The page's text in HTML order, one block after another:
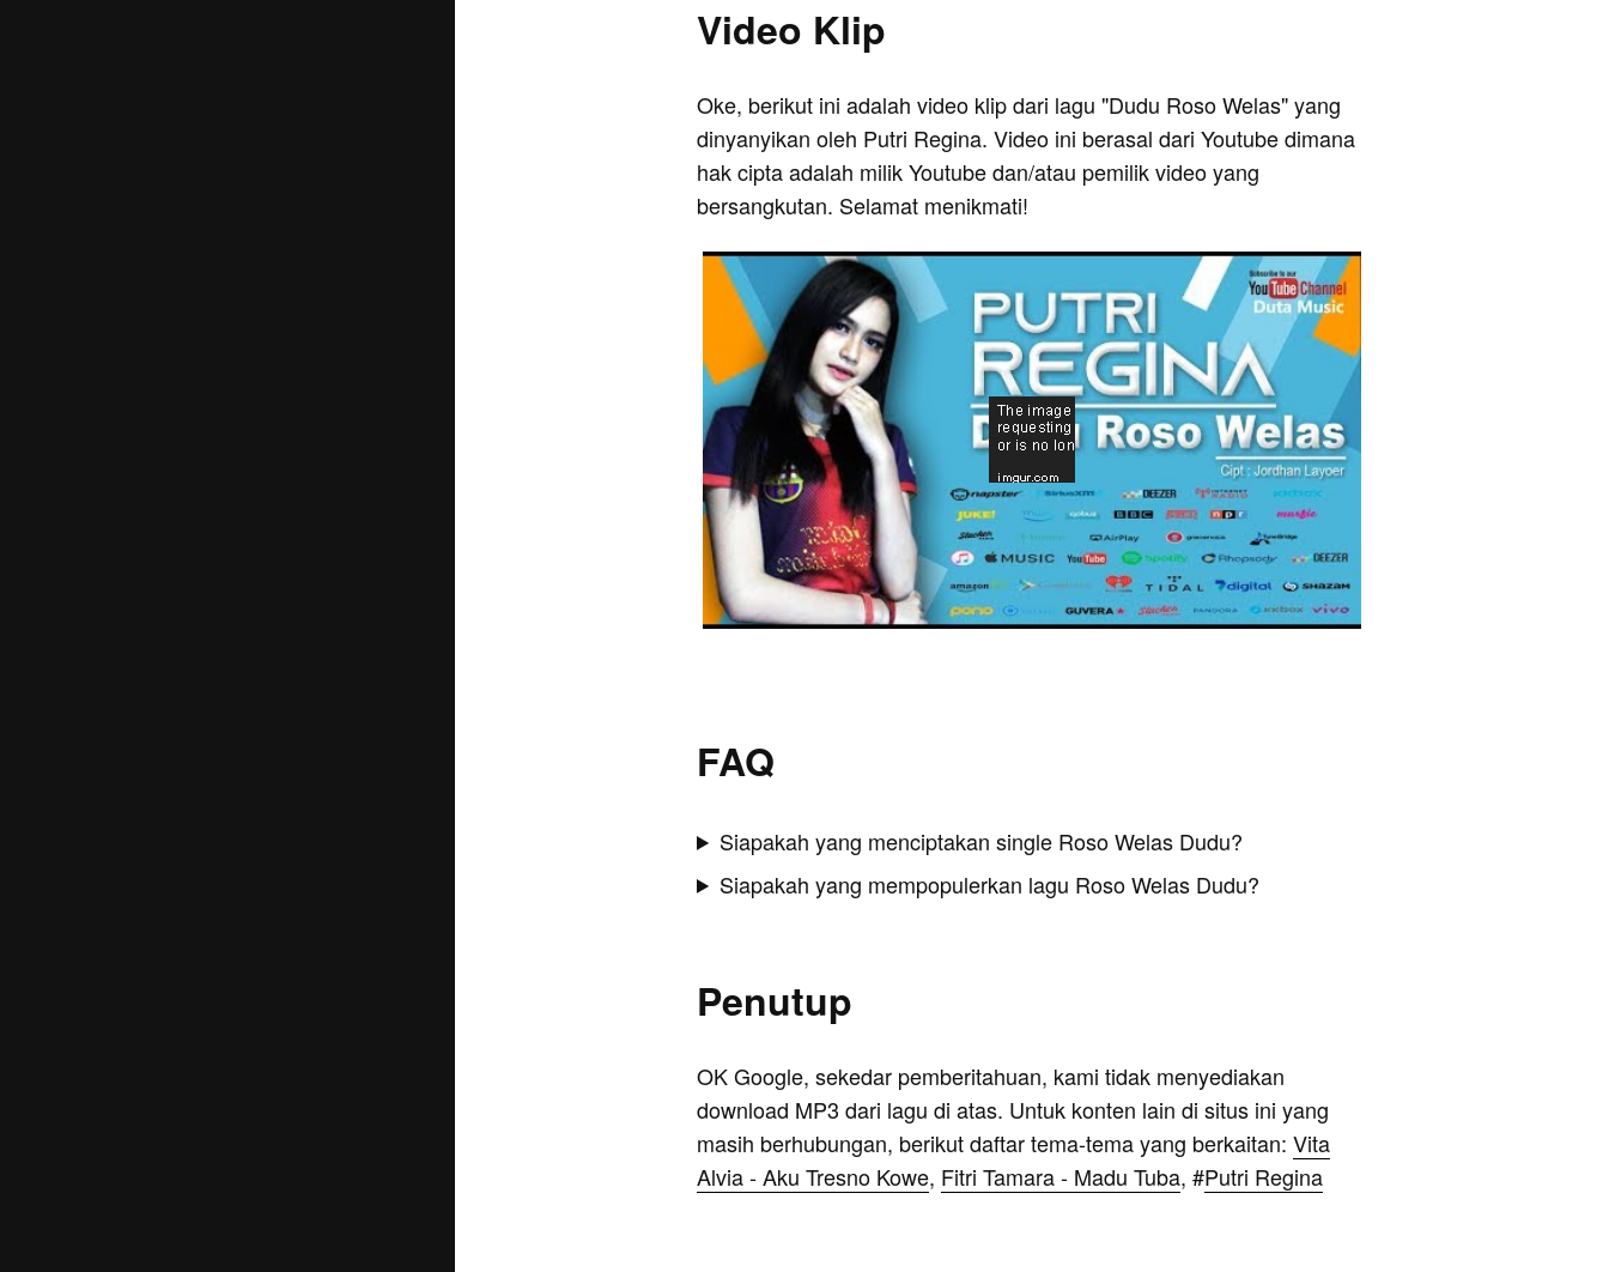
Video Klip
Oke, berikut ini adalah video klip dari lagu "Dudu Roso Welas" yang
dinyanyikan oleh Putri Regina. Video ini berasal dari Youtube dimana
hak cipta adalah milik Youtube dan/atau pemilik video yang
bersangkutan. Selamat menikmati!
FAQ
Siapakah yang menciptakan single Roso Welas Dudu?
Siapakah yang mempopulerkan lagu Roso Welas Dudu?
Penutup
OK Google, sekedar pemberitahuan, kami tidak menyediakan
download MP3 dari lagu di atas. Untuk konten lain di situs ini yang
masih berhubungan, berikut daftar tema-tema yang berkaitan: Vita
Alvia - Aku Tresno Kowe, Fitri Tamara - Madu Tuba, #Putri Regina